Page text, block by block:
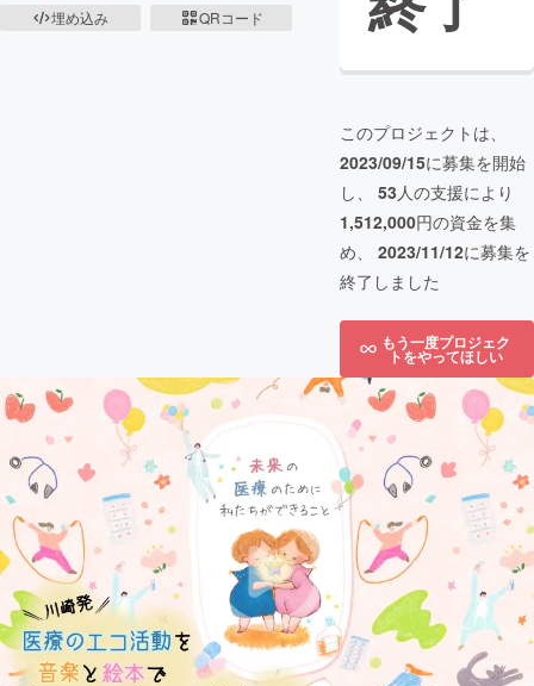
埋め込み
QRコード
このプロジェクトは、
2023/09/15に募集を開始
し、 53人の支援により
1,512,000円の資金を集
め、 2023/11/12に募集を
終了しました
もう一度プロジェク
トをやってほしい